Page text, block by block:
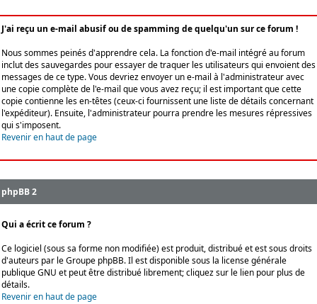
J'ai reçu un e-mail abusif ou de spamming de quelqu'un sur ce forum !
Nous sommes peinés d'apprendre cela. La fonction d'e-mail intégré au forum
inclut des sauvegardes pour essayer de traquer les utilisateurs qui envoient des
messages de ce type. Vous devriez envoyer un e-mail à l'administrateur avec
une copie complète de l'e-mail que vous avez reçu; il est important que cette
copie contienne les en-têtes (ceux-ci fournissent une liste de détails concernant
l'expéditeur). Ensuite, l'administrateur pourra prendre les mesures répressives
qui s'imposent.
Revenir en haut de page
phpBB 2
Qui a écrit ce forum ?
Ce logiciel (sous sa forme non modifiée) est produit, distribué et est sous droits
d'auteurs par leGroupe phpBB. Il est disponible sous la license générale
publique GNU et peut être distribué librement; cliquez sur le lien pour plus de
détails.
Revenir en haut de page